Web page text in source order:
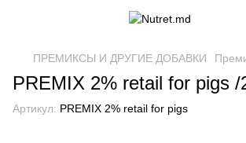
ПРЕМИКСЫ И ДРУГИЕ ДОБАВКИ
PREMIX 2% retail for pigs /
Артикул: PREMIX 2% retail for pigs